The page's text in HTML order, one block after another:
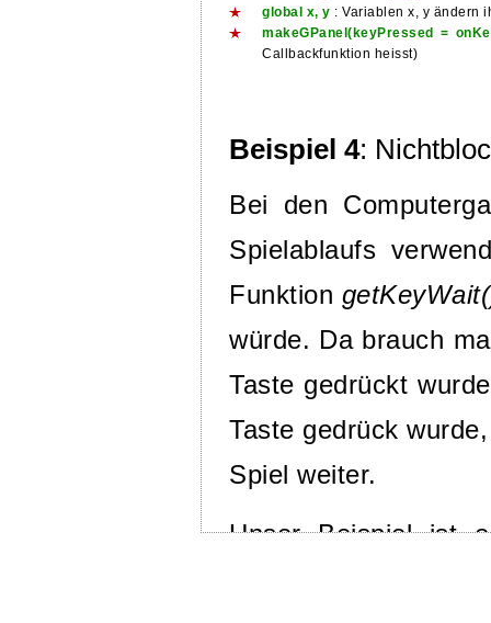
global x, y : Variablen x, y ändern
makeGPanel(keyPressed =
Callbackfunktion heisst)
Beispiel 4:
Bei den
Spielablaufs
Funktion
würde. Da brauch
Taste gedrückt
Taste gedrück
Spiel weiter.
Unser Beispiel ist